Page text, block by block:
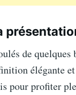
de quelques
élégante
pour profiter